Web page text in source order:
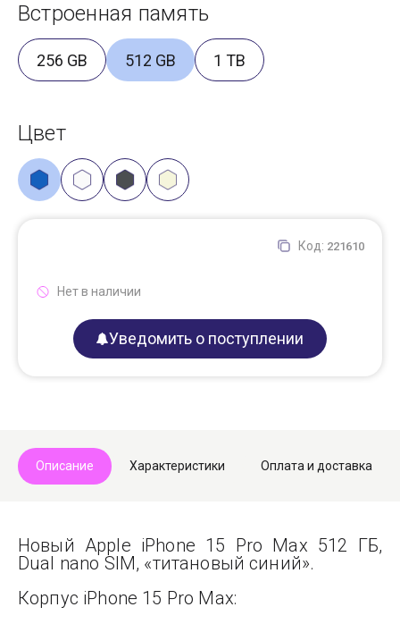
Встроенная память
256 GB 512 GB 1 TB
Цвет
Код: 221610
Нет в наличии
Уведомить о поступлении
Описание Характеристики Оплата и доставка
Новый Apple iPhone 15 Pro Max 512 ГБ,
Dual nano SIM, «титановый синий».
Корпус iPhone 15 Pro Max: